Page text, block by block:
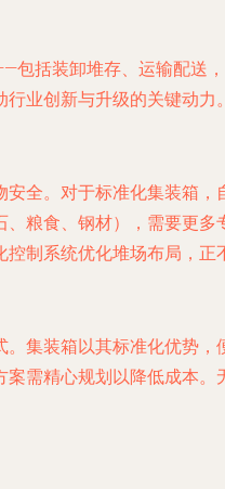
括装卸堆存、运输配送
业创新与升级的关键动力。
全。对于标准化集装箱
粮食、钢材），需要更
制系统优化堆场布局，正
集装箱以其标准化优势
需精心规划以降低成本